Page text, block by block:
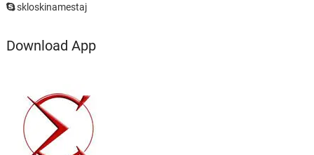
skloskinamestaj
Download App